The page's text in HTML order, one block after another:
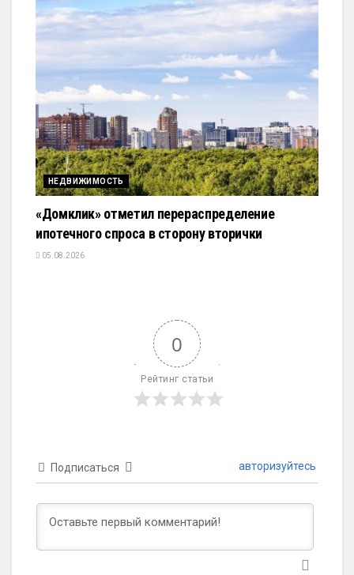
НЕДВИЖИМОСТЬ
«Домклик» отметил перераспределение
ипотечного спроса в сторону вторички
05.08.2026
0
Рейтинг статьи
Подписаться авторизуйтесь